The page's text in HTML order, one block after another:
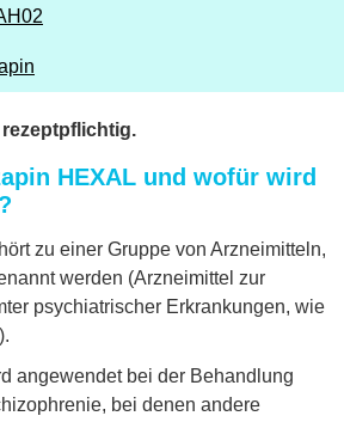
rezeptpflichtig.
HEXAL und wofür wird
zu einer Gruppe von Arzneimitteln,
werden (Arzneimittel zur
psychiatrischer Erkrankungen, wie
angewendet bei der Behandlung
bei denen andere